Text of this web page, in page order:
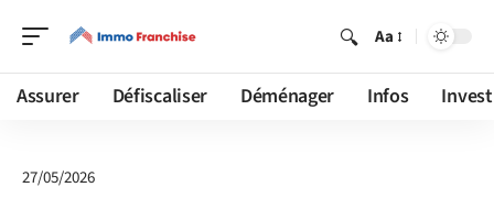
Aa
Assurer Défiscaliser Déménager Infos
27/05/2026